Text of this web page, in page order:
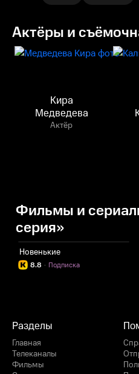
Актёры и
Кира
Медведева
Актёр
Фильмы и
серия»
Новенькие
8.8 Подписка
·
Разделы
Главная
Телеканалы
Фильмы